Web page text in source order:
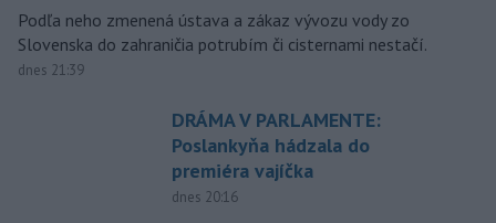
Podľa neho zmenená ústava a zákaz vývozu vody zo
Slovenska do zahraničia potrubím či cisternami nestačí.
dnes 21:39
DRÁMA V PARLAMENTE:
Poslankyňa hádzala do
premiéra vajíčka
dnes 20:16